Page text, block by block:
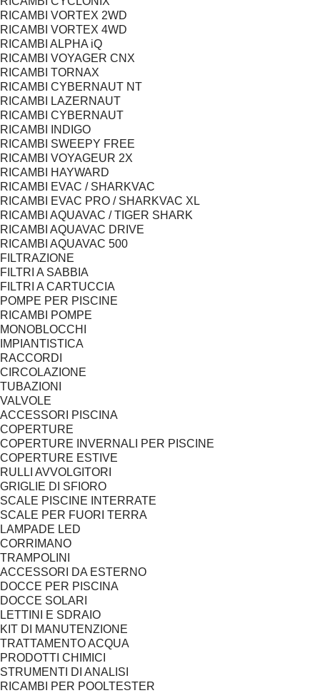
RICAMBI VORTEX 2WD
RICAMBI VORTEX 4WD
RICAMBI ALPHA iQ
RICAMBI VOYAGER CNX
RICAMBI TORNAX
RICAMBI CYBERNAUT NT
RICAMBI LAZERNAUT
RICAMBI CYBERNAUT
RICAMBI INDIGO
RICAMBI SWEEPY FREE
RICAMBI VOYAGEUR 2X
RICAMBI HAYWARD
RICAMBI EVAC / SHARKVAC
RICAMBI EVAC PRO / SHARKVAC XL
RICAMBI AQUAVAC / TIGER SHARK
RICAMBI AQUAVAC DRIVE
RICAMBI AQUAVAC 500
FILTRAZIONE
FILTRI A SABBIA
FILTRI A CARTUCCIA
POMPE PER PISCINE
RICAMBI POMPE
MONOBLOCCHI
IMPIANTISTICA
RACCORDI
CIRCOLAZIONE
TUBAZIONI
VALVOLE
ACCESSORI PISCINA
COPERTURE
COPERTURE INVERNALI PER PISCINE
COPERTURE ESTIVE
RULLI AVVOLGITORI
GRIGLIE DI SFIORO
SCALE PISCINE INTERRATE
SCALE PER FUORI TERRA
LAMPADE LED
CORRIMANO
TRAMPOLINI
ACCESSORI DA ESTERNO
DOCCE PER PISCINA
DOCCE SOLARI
LETTINI E SDRAIO
KIT DI MANUTENZIONE
TRATTAMENTO ACQUA
PRODOTTI CHIMICI
STRUMENTI DI ANALISI
RICAMBI PER POOLTESTER